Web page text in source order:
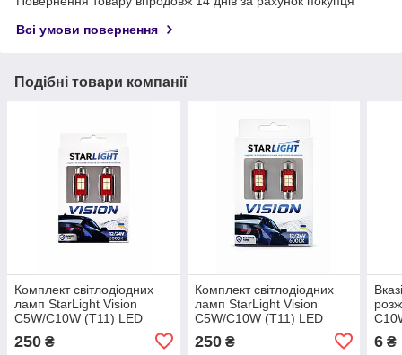
Всі умови повернення
Подібні товари компанії
Комплект світлодіодних
ламп StarLight Vision
C5W/C10W (T11) LED
6000 K 41 mm 12/24V
250 ₴
Комплект світлодіодних
ламп StarLight Vision
C5W/C10W (T11) LED
6000 K 36 mm 12/24V
250₴ 6 ₴